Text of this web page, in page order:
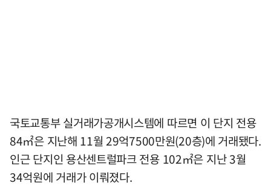
국토교통부 실거래가공개시스템에 따르면 이 단지 전용
84㎡은 지난해 11월 29억7500만원(20층)에 거래됐다.
인근 단지인 용산센트럴파크 전용 102㎡은 지난 3월
34억원에 거래가 이뤄졌다.